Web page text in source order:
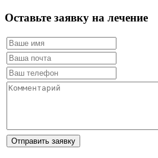
Оставьте заявку на лечение